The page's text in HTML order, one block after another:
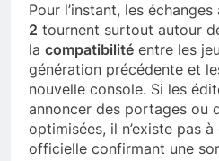
Pour l’instant, les échanges
2 tournent surtout autour
la compatibilité entre les
génération précédente et
nouvelle console. Si les
annoncer des portages ou
optimisées, il n’existe pas à
officielle confirmant une